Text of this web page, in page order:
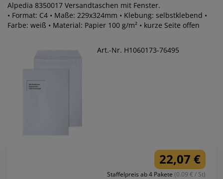
Alpedia 8350017 Versandtaschen mit Fenster.
• Format: C4 • Maße: 229x324mm • Klebung: selbstklebend •
Farbe: weiß • Material: Papier 100 g/m² • kurze Seite offen
Art.-Nr. H1060173-76495
22,07 €
Staffelpreis ab 4 Pakete (0.09 € / St)